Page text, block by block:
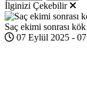
İlginizi Çekebilir
Saç ekimi sonrası
07 Eylül 2025 -